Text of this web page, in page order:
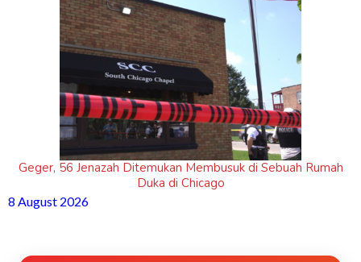
Geger, 56 Jenazah Ditemukan Membusuk di Sebuah Rumah
Duka di Chicago
8 August 2026